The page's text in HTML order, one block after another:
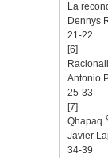
La
Dennys
21-22
[6]
Antonio
25-33
[7]
Qhapaq
Javier
34-39